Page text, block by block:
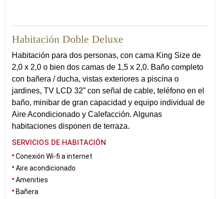
Habitación Doble Deluxe
Habitación para dos personas, con cama King Size de
2,0 x 2,0 o bien dos camas de 1,5 x 2,0. Baño completo
con bañera / ducha, vistas exteriores a piscina o
jardines, TV LCD 32” con señal de cable, teléfono en el
baño, minibar de gran capacidad y equipo individual de
Aire Acondicionado y Calefacción. Algunas
habitaciones disponen de terraza.
SERVICIOS DE HABITACIÓN
Conexión Wi-fi a internet
Aire acondicionado
Amenities
Bañera